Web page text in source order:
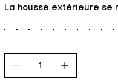
La housse extérieure